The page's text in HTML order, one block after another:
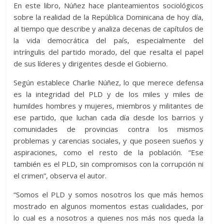
En este libro, Núñez hace planteamientos sociológicos
sobre la realidad de la República Dominicana de hoy día,
al tiempo que describe y analiza decenas de capítulos de
la vida democrática del país, especialmente del
intríngulis del partido morado, del que resalta el papel
de sus líderes y dirigentes desde el Gobierno.
Según establece Charlie Núñez, lo que merece defensa
es la integridad del PLD y de los miles y miles de
humildes hombres y mujeres, miembros y militantes de
ese partido, que luchan cada día desde los barrios y
comunidades de provincias contra los mismos
problemas y carencias sociales, y que poseen sueños y
aspiraciones, como el resto de la población. “Ese
también es el PLD, sin compromisos con la corrupción ni
el crimen”, observa el autor.
“Somos el PLD y somos nosotros los que más hemos
mostrado en algunos momentos estas cualidades, por
lo cual es a nosotros a quienes nos más nos queda la